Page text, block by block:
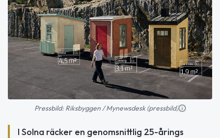
Pressbild: Riksbyggen / Mynewsdesk (pressbild)
I Solna räcker en genomsnittlig 25-årings